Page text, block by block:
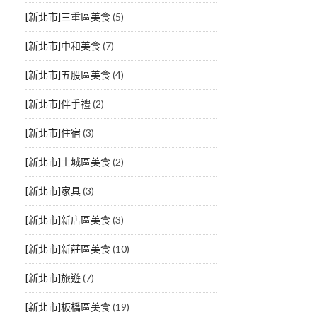
[新北市]三重區美食(5)
[新北市]中和美食(7)
[新北市]五股區美食(4)
[新北市]伴手禮(2)
[新北市]住宿 (3)
[新北市]土城區美食(2)
[新北市]家具(3)
[新北市]新店區美食(3)
[新北市]新莊區美食(10)
[新北市]旅遊(7)
[新北市]板橋區美食(19)